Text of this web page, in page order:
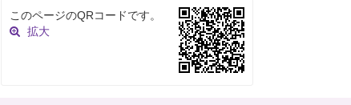
このページのQRコードです。
拡大